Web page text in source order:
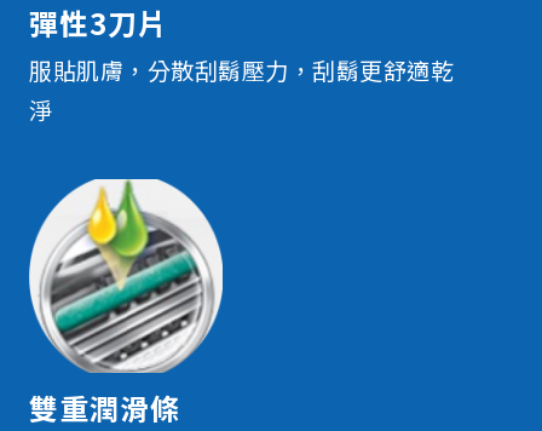
彈性3刀片
服貼肌膚，分散刮鬍壓力，刮鬍更舒適乾
淨
雙重潤滑條